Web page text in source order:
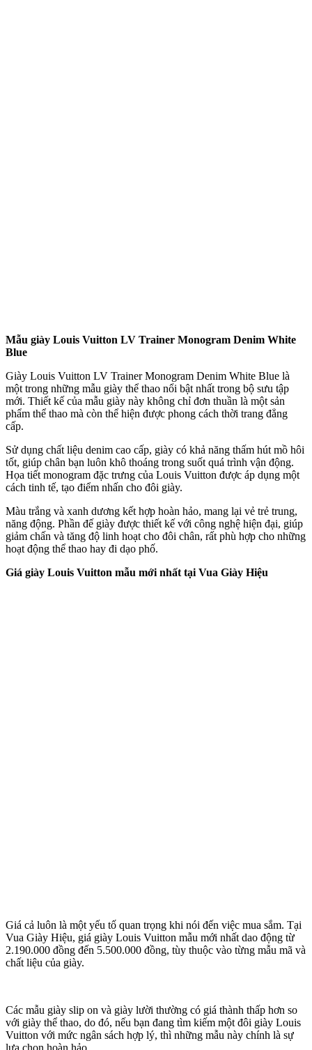
Mẫu giày Louis Vuitton LV Trainer Monogram Denim White
Blue
Giày Louis Vuitton LV Trainer Monogram Denim White Blue là
một trong những mẫu giày thể thao nổi bật nhất trong bộ sưu tập
mới. Thiết kế của mẫu giày này không chỉ đơn thuần là một sản
phẩm thể thao mà còn thể hiện được phong cách thời trang đẳng
cấp.
Sử dụng chất liệu denim cao cấp, giày có khả năng thấm hút mồ hôi
tốt, giúp chân bạn luôn khô thoáng trong suốt quá trình vận động.
Họa tiết monogram đặc trưng của Louis Vuitton được áp dụng một
cách tinh tế, tạo điểm nhấn cho đôi giày.
Màu trắng và xanh dương kết hợp hoàn hảo, mang lại vẻ trẻ trung,
năng động. Phần đế giày được thiết kế với công nghệ hiện đại, giúp
giảm chấn và tăng độ linh hoạt cho đôi chân, rất phù hợp cho những
hoạt động thể thao hay đi dạo phố.
Giá giày Louis Vuitton mẫu mới nhất tại Vua Giày Hiệu
Giá cả luôn là một yếu tố quan trọng khi nói đến việc mua sắm. Tại
Vua Giày Hiệu, giá giày Louis Vuitton mẫu mới nhất dao động từ
2.190.000 đồng đến 5.500.000 đồng, tùy thuộc vào từng mẫu mã và
chất liệu của giày.
Các mẫu giày slip on và giày lười thường có giá thành thấp hơn so
với giày thể thao, do đó, nếu bạn đang tìm kiếm một đôi giày Louis
Vuitton với mức ngân sách hợp lý, thì những mẫu này chính là sự
lựa chọn hoàn hảo.